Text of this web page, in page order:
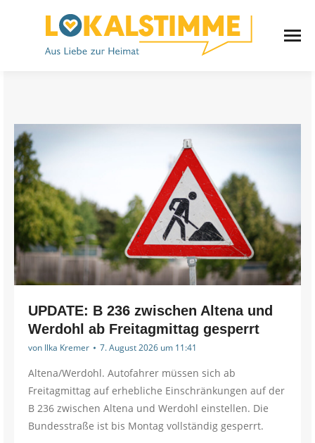
UPDATE: B 236 zwischen Altena und
Werdohl ab Freitagmittag gesperrt
von Ilka Kremer 7. August 2026 um 11:41
Altena/Werdohl. Autofahrer müssen sich ab
Freitagmittag auf erhebliche Einschränkungen auf der
B 236 zwischen Altena und Werdohl einstellen. Die
Bundesstraße ist bis Montag vollständig gesperrt.